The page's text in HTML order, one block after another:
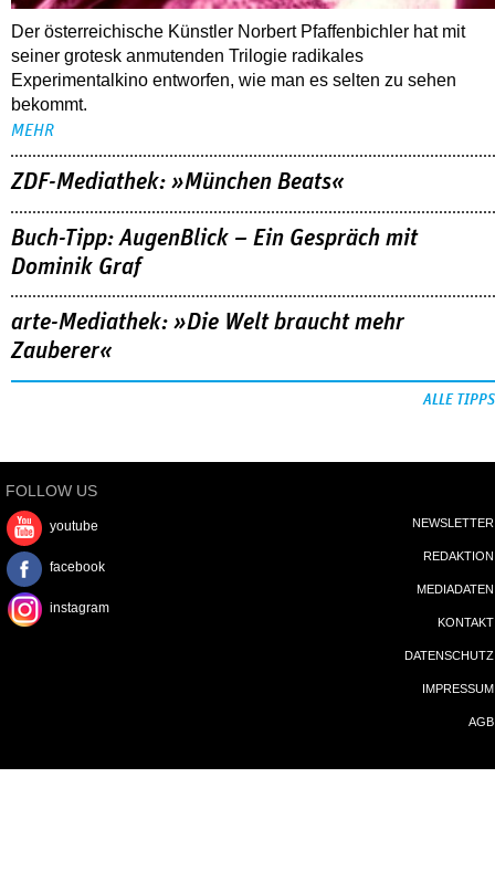
Der österreichische Künstler Norbert Pfaffenbichler hat mit
seiner grotesk anmutenden Trilogie radikales
Experimentalkino entworfen, wie man es selten zu sehen
bekommt.
MEHR
ZDF-Mediathek: »München Beats«
Buch-Tipp: AugenBlick – Ein Gespräch mit
Dominik Graf
arte-Mediathek: »Die Welt braucht mehr
Zauberer«
ALLE TIPPS
FOLLOW US
youtube
facebook
instagram
NEWSLETTER
REDAKTION
MEDIADATEN
KONTAKT
DATENSCHUTZ
IMPRESSUM
AGB